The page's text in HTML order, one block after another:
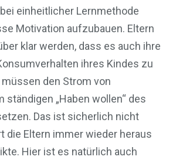
einheitlicher Lernmethode
Motivation aufzubauen. Eltern
klar werden, dass es auch ihre
ihres Kindes zu
den Strom von
ständigen „Haben wollen“ des
Das ist sicherlich nicht
die Eltern immer wieder heraus
Hier ist es natürlich auch